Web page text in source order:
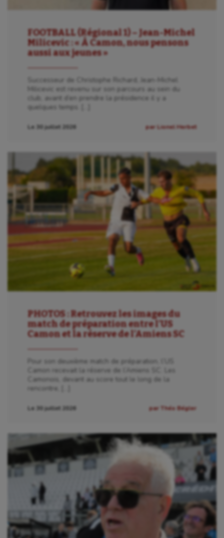
FOOTBALL (Régional 1) – Jean-Michel
Milicevic : « À Camon, nous pensons
aussi aux jeunes »
Successeur de Christophe Richard, Jean-Michel
Milicevic est revenu sur son parcours au sein du
club, avant d’en prendre la présidence il y a
quelques temps. […]
Le 30 juillet 2026 par Lionel Herbet
PHOTOS : Retrouvez les images du
match de préparation entre l’US
Camon et la réserve de l’Amiens SC
Pour son deuxième match de préparation, l’US
Camon recevait la réserve de l’Amiens SC. Les
Camonois, devant au score tout le long de la
rencontre, […]
Le 30 juillet 2026 par Théo Bégler